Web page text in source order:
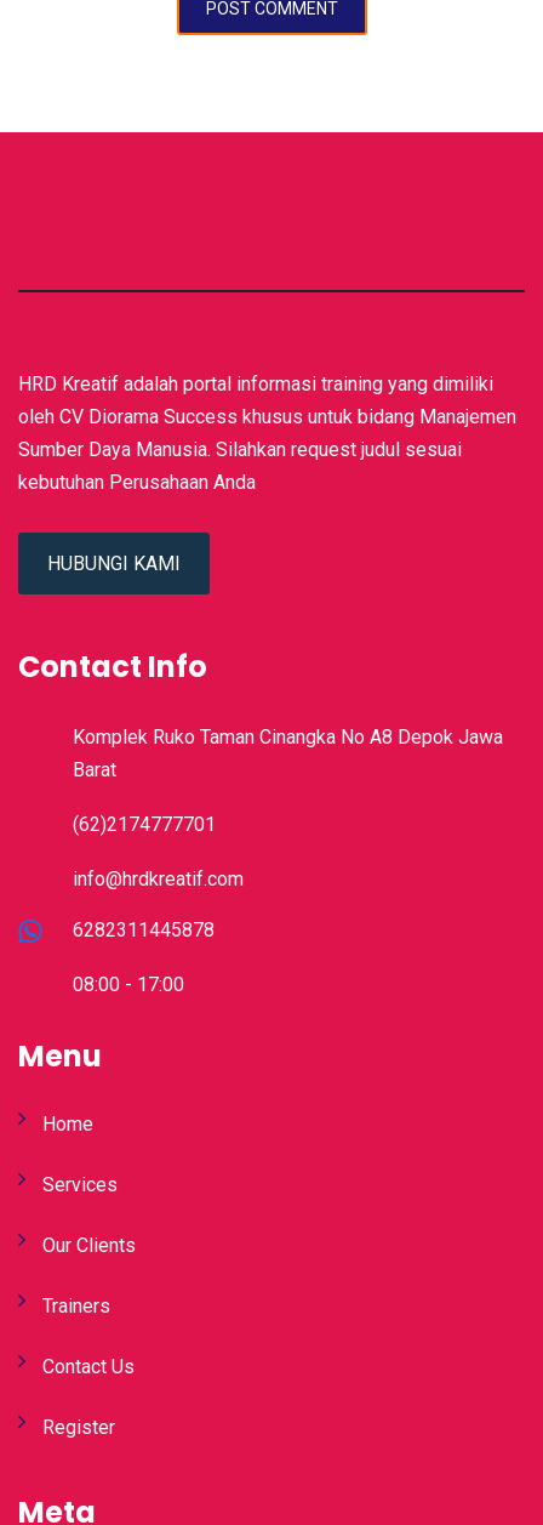
HRD Kreatif adalah portal informasi training yang dimiliki
oleh CV Diorama Success khusus untuk bidang Manajemen
Sumber Daya Manusia. Silahkan request judul sesuai
kebutuhan Perusahaan Anda
HUBUNGI KAMI
Contact Info
Komplek Ruko Taman Cinangka No A8 Depok Jawa
Barat
(62)2174777701
info@hrdkreatif.com
6282311445878
08:00 - 17:00
Menu
Home
Services
Our Clients
Trainers
Contact Us
Register
Meta